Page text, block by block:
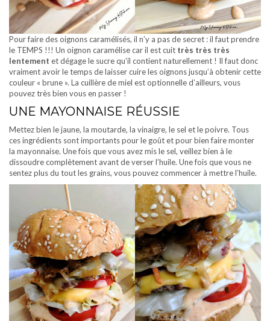
Pour faire des oignons caramélisés, il n’y a pas de secret : il faut prendre
le TEMPS !!! Un oignon caramélise car il est cuit très très très
lentement et dégage le sucre qu’il contient naturellement ! Il faut donc
vraiment avoir le temps de laisser cuire les oignons jusqu’à obtenir cette
couleur « brune ». La cuillère de miel est optionnelle d’ailleurs, vous
pouvez très bien vous en passer !
UNE MAYONNAISE RÉUSSIE
Mettez bien le jaune, la moutarde, la vinaigre, le sel et le poivre. Tous
ces ingrédients sont importants pour le goût et pour bien faire monter
la mayonnaise. Une fois que vous avez mis le sel, veillez bien à le
dissoudre complètement avant de verser l’huile. Une fois que vous ne
sentez plus du tout les grains, vous pouvez commencer à mettre l’huile.